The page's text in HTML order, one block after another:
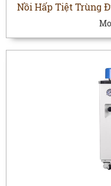
Nồi Hấp Tiệt Trùng